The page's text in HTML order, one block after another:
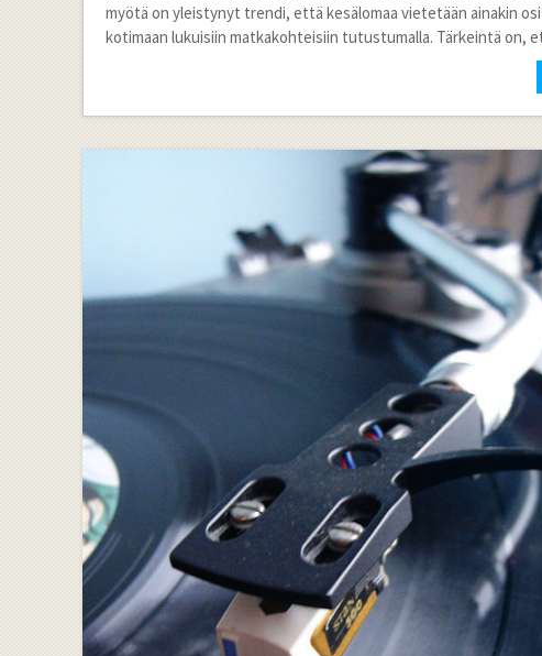
myötä on yleistynyt trendi, että kesälomaa vietetään ainakin
kotimaan lukuisiin matkakohteisiin tutustumalla. Tärkeintä on,